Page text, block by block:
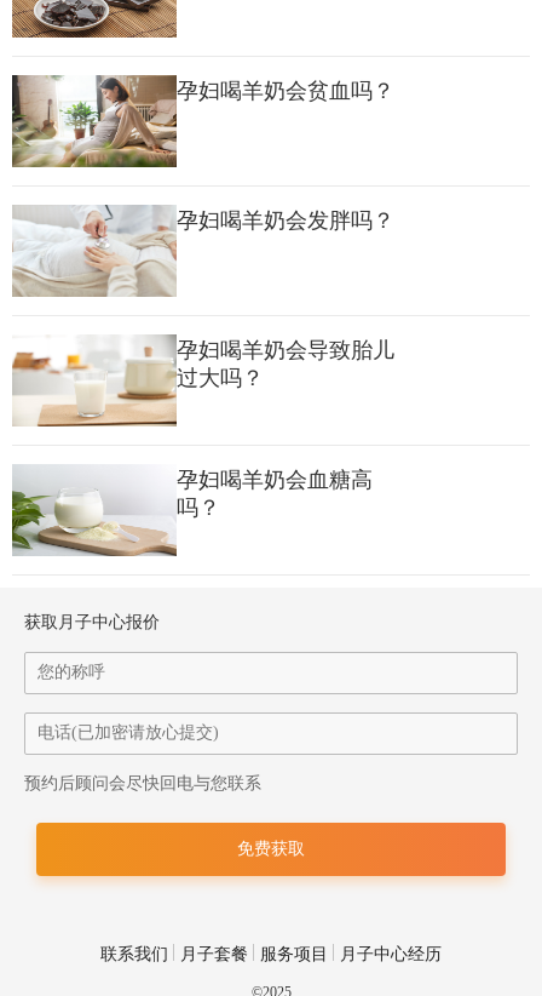
3点）感到饥饿时吃1根（约30-50克），既能快速补充能量，避免
餐”的饮食原则。
二、孕妇吃燕麦棒的注意事项
1.严格控制食用量，避免过量
卡），过量食用容易导致热量超标，增加孕期体重增长过快的风
险。建议每天最多吃1根，且吃后可适当减少其他零食（如饼干、
蛋糕）的摄入，确保全天总热量均衡。
2.警惕“伪健康”燕麦棒
配料表：若“白砂糖”“植物油”排在燕麦之前，或含“代可可脂”“起酥
油”等成分，不建议选择；
妊娠期糖尿病孕妇：必须选“无糖燕麦棒”（配料表无添加糖，且
孕妇喝羊奶会贫血吗？
孕妇喝羊奶会发胖吗？
孕妇喝羊奶会导致胎儿
过大吗？
孕妇喝羊奶会血糖高
吗？
获取月子中心报价
预约后顾问会尽快回电与您联系
联系我们 月子套餐 服务项目 月子中心经历
©2025